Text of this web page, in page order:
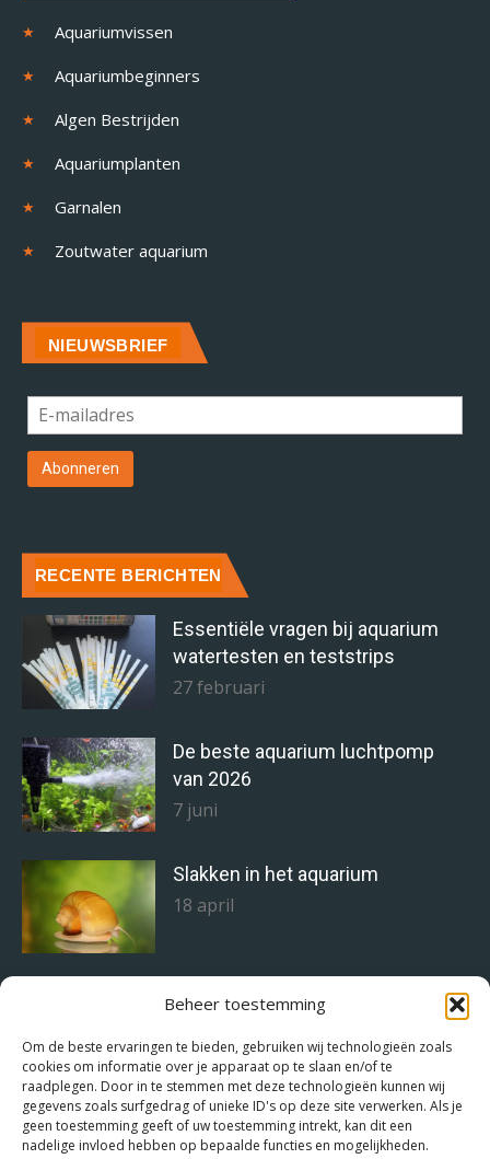
Beheer toestemming
Om de beste ervaringen te bieden, gebruiken wij technologieën zoals
cookies om informatie over je apparaat op te slaan en/of te
raadplegen. Door in te stemmen met deze technologieën kunnen wij
gegevens zoals surfgedrag of unieke ID's op deze site verwerken. Als je
geen toestemming geeft of uw toestemming intrekt, kan dit een
nadelige invloed hebben op bepaalde functies en mogelijkheden.
Aquariumvissen
Aquariumbeginners
Algen Bestrijden
Aquariumplanten
Garnalen
Zoutwater aquarium
NIEUWSBRIEF
RECENTE BERICHTEN
Essentiële vragen bij aquarium
watertesten en teststrips
27 februari
De beste aquarium luchtpomp
van 2026
7 juni
Slakken in het aquarium
18 april
Staghorn alg bestrijden doe je zo!
Het juiste voer voor de juiste
aquariumvissen